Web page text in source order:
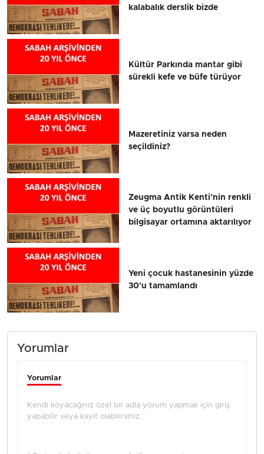
kalabalık derslik bizde
Kültür Parkında mantar gibi
sürekli kefe ve büfe türüyor
Mazeretiniz varsa neden
seçildiniz?
Zeugma Antik Kenti'nin renkli
ve üç boyutlu görüntüleri
bilgisayar ortamına aktarılıyor
Yeni çocuk hastanesinin yüzde
30'u tamamlandı
Yorumlar
Yorumlar
Kendi koyacağınız özel bir adla yorum yapmak için giriş
yapabilir veya kayıt olabilirsiniz.